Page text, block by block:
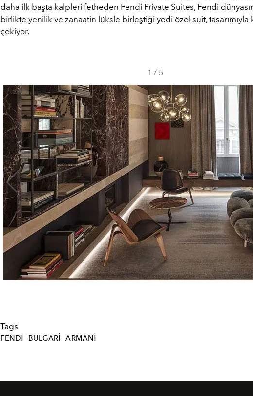
daha ilk başta kalpleri fetheden Fendi Private Suites, Fendi
birlikte yenilik ve zanaatin lüksle birleştiği yedi özel suit, tasarımıyla
çekiyor.
1 / 5
Tags
FENDI BULGARI ARMANI